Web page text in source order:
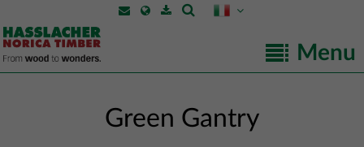
Menu
Green Gantry